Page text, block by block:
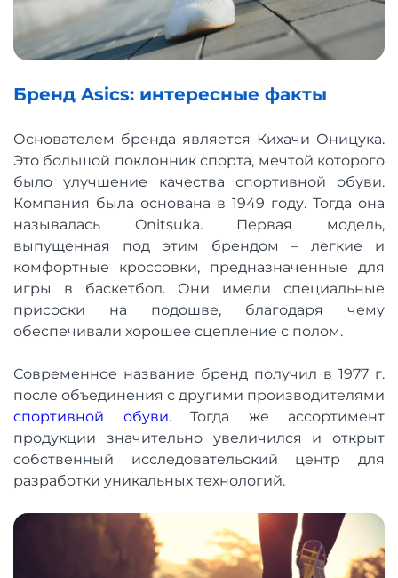
Бренд Asics: интересные факты
Основателем бренда является Кихачи Оницука.
Это большой поклонник спорта, мечтой которого
было улучшение качества спортивной обуви.
Компания была основана в 1949 году. Тогда она
называлась Onitsuka. Первая модель,
выпущенная под этим брендом – легкие и
комфортные кроссовки, предназначенные для
игры в баскетбол. Они имели специальные
присоски на подошве, благодаря чему
обеспечивали хорошее сцепление с полом.
Современное название бренд получил в 1977 г.
после объединения с другими производителями
спортивной обуви. Тогда же ассортимент
продукции значительно увеличился и открыт
собственный исследовательский центр для
разработки уникальных технологий.